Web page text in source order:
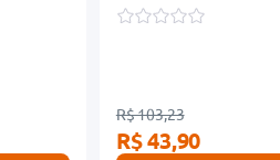
R$ 103,23
R$ 43,90